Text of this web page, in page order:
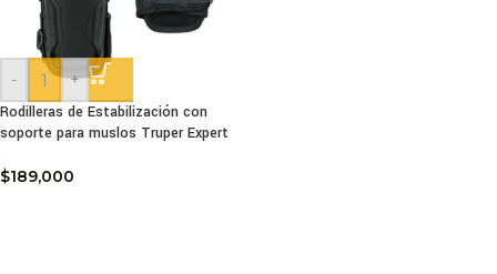
-
+
Rodilleras de Estabilización con
soporte para muslos Truper Expert
$189,000